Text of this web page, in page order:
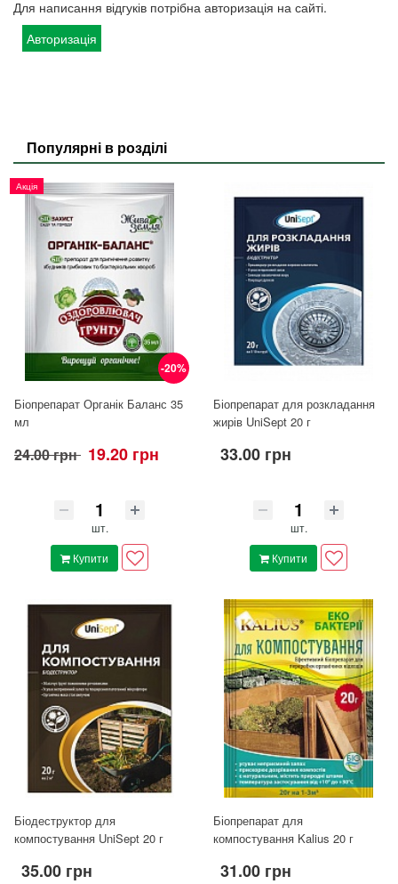
Для написання відгуків потрібна авторизація на сайті.
Авторизація
Популярні в розділі
-20%
Акція
Біопрепарат Органік Баланс 35
мл
24.00 грн 19.20 грн
шт.
Купити
Біопрепарат для розкладання
жирів UniSept 20 г
33.00 грн
шт.
Купити
Біодеструктор для
компостування UniSept 20 г
35.00 грн
Біопрепарат для
компостування Kalius 20 г
31.00 грн